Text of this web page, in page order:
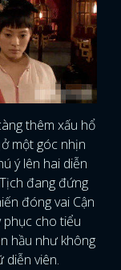
thêm xấu hổ
ở một góc nhịn
ý lên hai diễn
đang đứng
đóng vai Cận
phục cho tiểu
hầu như không
diễn viên.